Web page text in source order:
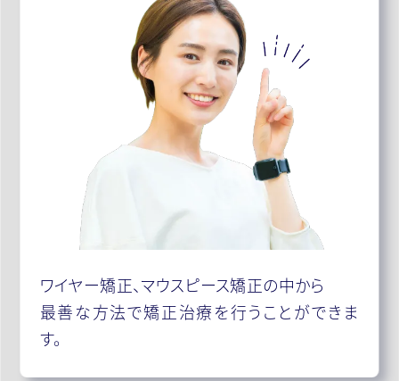
ワイヤー矯正、マウスピース矯正の中から
最善な方法で矯正治療を行うことができま
す。